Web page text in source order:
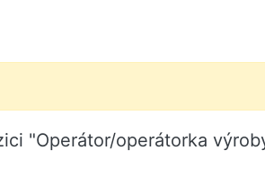
"Operátor/operátorka